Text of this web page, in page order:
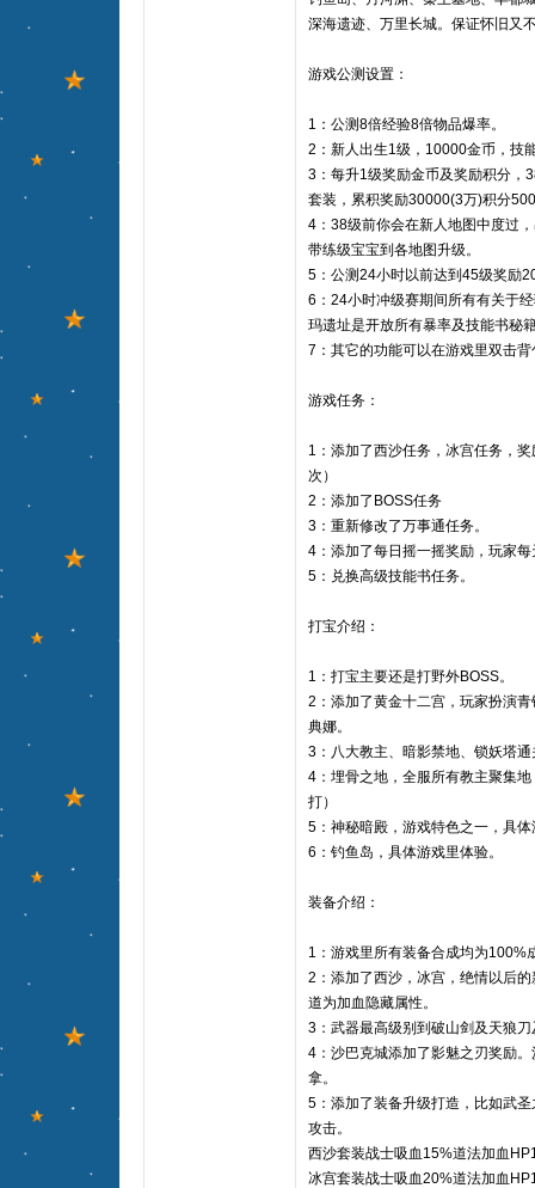
深海遗迹、万里长城。保证怀旧又
游戏公测设置：
1：公测8倍经验8倍物品爆率。
2：新人出生1级，10000金币，技
3：每升1级奖励金币及奖励积分，
套装，累积奖励30000(3万)积分
4：38级前你会在新人地图中度过
带练级宝宝到各地图升级。
5：公测24小时以前达到45级奖励
6：24小时冲级赛期间所有有关于
玛遗址是开放所有暴率及技能书秘
7：其它的功能可以在游戏里双击
游戏任务：
1：添加了西沙任务，冰宫任务，
次）
2：添加了BOSS任务
3：重新修改了万事通任务。
4：添加了每日摇一摇奖励，玩家
5：兑换高级技能书任务。
打宝介绍：
1：打宝主要还是打野外BOSS。
2：添加了黄金十二宫，玩家扮演
典娜。
3：八大教主、暗影禁地、锁妖塔
4：埋骨之地，全服所有教主聚集
打）
5：神秘暗殿，游戏特色之一，具
6：钓鱼岛，具体游戏里体验。
装备介绍：
1：游戏里所有装备合成均为100%
2：添加了西沙，冰宫，绝情以后
道为加血隐藏属性。
3：武器最高级别到破山剑及天狼刀
4：沙巴克城添加了影魅之刃奖励
拿。
5：添加了装备升级打造，比如武
攻击。
西沙套装战士吸血15%道法加血
冰宫套装战士吸血20%道法加血